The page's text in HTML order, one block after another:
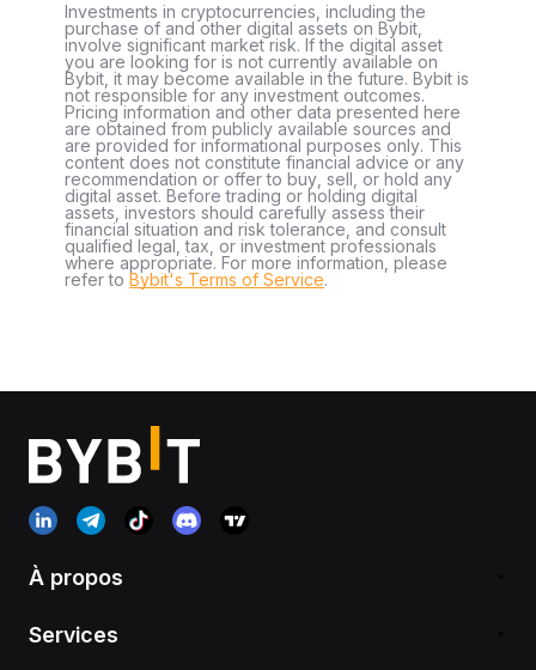
Investments in cryptocurrencies, including the
purchase of and other digital assets on Bybit,
involve significant market risk. If the digital asset
you are looking for is not currently available on
Bybit, it may become available in the future. Bybit is
not responsible for any investment outcomes.
Pricing information and other data presented here
are obtained from publicly available sources and
are provided for informational purposes only. This
content does not constitute financial advice or any
recommendation or offer to buy, sell, or hold any
digital asset. Before trading or holding digital
assets, investors should carefully assess their
financial situation and risk tolerance, and consult
qualified legal, tax, or investment professionals
where appropriate. For more information, please
refer to Bybit's Terms of Service.
À propos
Services